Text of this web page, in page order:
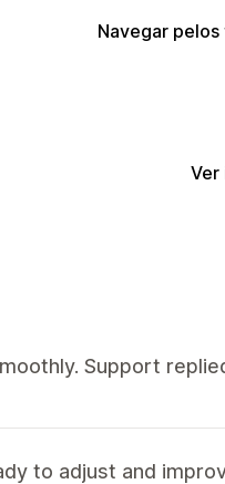
Navegar pelos
Ver
Support
to adjust and